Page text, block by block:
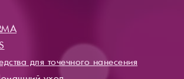
для точечного нанесения